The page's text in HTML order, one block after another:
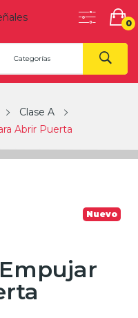
0
Clase A
Abrir Puerta
Nuevo